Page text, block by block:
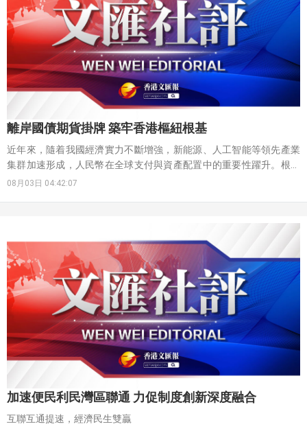
交通、醫療、商業零售等設施能否在住宅入伙時同步啟用；也有市民
提出特區政府要為北都區未來5年建成的房屋單位設關鍵績效指標
（KPI），反映社會大眾對特區政府紓緩住房問題的急切盼望。這些提
議都是出於最基本的民生關切而提出，是市民對社會老大難問題有切
身體會後，對未來北都區發展可化解當下困局的期盼，希望特區政府
均衡兼顧北都區內各種元素，更切實地締造北都區「宜業宜居」的格
離岸國債期貨掛牌 築牢香港樞紐根基
近年來，隨着我國經濟實力不斷增強，新能源、人工智能等領先產業
集群加速形成，人民幣在全球支付與資產配置中的重要性躍升。根據
SWIFT數據，截至2026年7月，人民幣已成為全球第五大常用支付貨
長期缺乏場內標準化利率對沖工具的短板日益凸顯。過往外資面對利
率波動，往往只能「裸持」風險或直接拋售現貨，引發跨境資金劇烈
震盪。
08月03日 04:42:07
加速便民利民灣區聯通 力促制度創新深度融合
互聯互通提速，經濟民生雙贏